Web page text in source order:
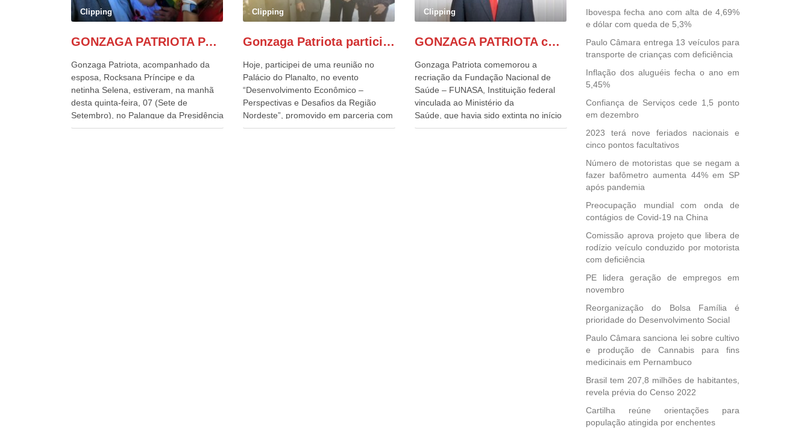
Clipping
GONZAGA PATRIOTA PARTICIPA DO DESFILE DA INDEPENDÊNCIA NO PALANQUE DA PRESIDÊNCIA DA REPÚBLICA E É ABRAÇADO POR LULA E POR GERALDO ALCKMIN.
Gonzaga Patriota, acompanhado da
esposa, Rocksana Príncipe e da
netinha Selena, estiveram, na manhã
desta quinta-feira, 07 (Sete de
Setembro), no Palanque da Presidência
da República, onde foram abraçados
Clipping
Gonzaga Patriota participa de evento em prol do desenvolvimento do Nordeste
Hoje, participei de uma reunião no
Palácio do Planalto, no evento
“Desenvolvimento Econômico –
Perspectivas e Desafios da Região
Nordeste”, promovido em parceria com
o Consórcio Nordeste. Na pauta do
Clipping
GONZAGA PATRIOTA comemora o retorno da FUNASA
Gonzaga Patriota comemorou a
recriação da Fundação Nacional de
Saúde – FUNASA, Instituição federal
vinculada ao Ministério da
Saúde, que havia sido extinta no início
do terceiro governo do
Ibovespa fecha ano com alta de 4,69%
e dólar com queda de 5,3%
Paulo Câmara entrega 13 veículos para
transporte de crianças com deficiência
Inflação dos aluguéis fecha o ano em
5,45%
Confiança de Serviços cede 1,5 ponto
em dezembro
2023 terá nove feriados nacionais e
cinco pontos facultativos
Número de motoristas que se negam a
fazer bafômetro aumenta 44% em SP
após pandemia
Preocupação mundial com onda de
contágios de Covid-19 na China
Comissão aprova projeto que libera de
rodízio veículo conduzido por motorista
com deficiência
PE lidera geração de empregos em
novembro
Reorganização do Bolsa Família é
prioridade do Desenvolvimento Social
Paulo Câmara sanciona lei sobre cultivo
e produção de Cannabis para fins
medicinais em Pernambuco
Brasil tem 207,8 milhões de habitantes,
revela prévia do Censo 2022
Cartilha reúne orientações para
população atingida por enchentes